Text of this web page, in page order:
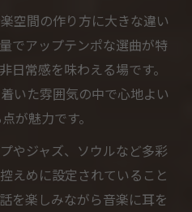
空間の作り方に大きな違い
でアップテンポな選曲が特
日常感を味わえる場です。
いた雰囲気の中で心地よい
が魅力です。
やジャズ、ソウルなど多彩
えめに設定されていること
を楽しみながら音楽に耳を